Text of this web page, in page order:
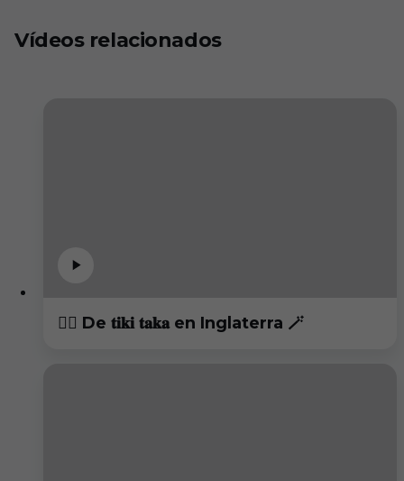
Vídeos relacionados
😮‍💨 De 𝐭𝐢𝐤𝐢 𝐭𝐚𝐤𝐚 en Inglaterra 🪄